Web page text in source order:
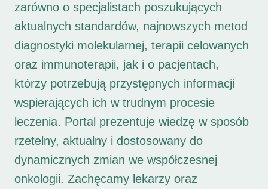
zarówno o specjalistach poszukujących
aktualnych standardów, najnowszych metod
diagnostyki molekularnej, terapii celowanych
oraz immunoterapii, jak i o pacjentach,
którzy potrzebują przystępnych informacji
wspierających ich w trudnym procesie
leczenia. Portal prezentuje wiedzę w sposób
rzetelny, aktualny i dostosowany do
dynamicznych zmian we współczesnej
onkologii. Zachęcamy lekarzy oraz